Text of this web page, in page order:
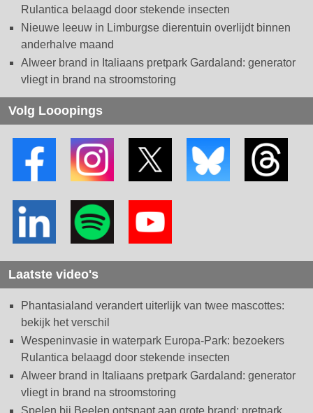
Rulantica belaagd door stekende insecten
Nieuwe leeuw in Limburgse dierentuin overlijdt binnen
anderhalve maand
Alweer brand in Italiaans pretpark Gardaland: generator
vliegt in brand na stroomstoring
Volg Looopings
Laatste video's
Phantasialand verandert uiterlijk van twee mascottes:
bekijk het verschil
Wespeninvasie in waterpark Europa-Park: bezoekers
Rulantica belaagd door stekende insecten
Alweer brand in Italiaans pretpark Gardaland: generator
vliegt in brand na stroomstoring
Spelen bij Beelen ontsnapt aan grote brand: pretpark